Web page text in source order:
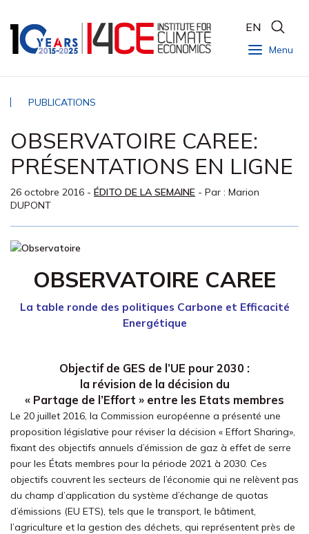
Menu
EN
PUBLICATIONS
OBSERVATOIRE CAREE:
PRÉSENTATIONS EN LIGNE
26 octobre 2016 - ÉDITO DE LA SEMAINE - Par : Marion
DUPONT
OBSERVATOIRE CAREE
La table ronde des politiques Carbone et Efficacité
Energétique
Objectif de GES de l’UE pour 2030 :
la révision de la décision du
« Partage de l’Effort » entre les Etats membres
Le 20 juillet 2016, la Commission européenne a présenté une
proposition législative pour réviser la décision « Effort Sharing»,
fixant des objectifs annuels d’émission de gaz à effet de serre
pour les États membres pour la période 2021 à 2030. Ces
objectifs couvrent les secteurs de l’économie qui ne relèvent pas
du champ d’application du système d’échange de quotas
d’émissions (EU ETS), tels que le transport, le bâtiment,
l’agriculture et la gestion des déchets, qui représentent près de